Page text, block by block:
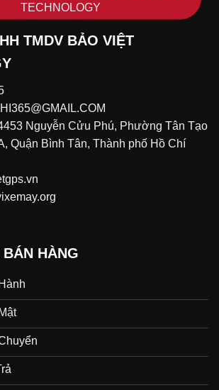
TECHNOLOGY
TMDV BẢO VIỆT
Nguyễn Cửu Phú, Phường Tân Tạo
Quận Bình Tân, Thành phố Hồ Chí
HÀNG